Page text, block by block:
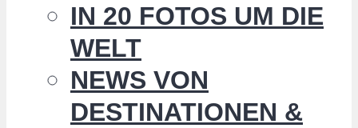
IN 20 FOTOS UM DIE
WELT
NEWS VON
DESTINATIONEN &